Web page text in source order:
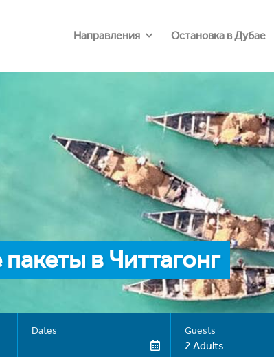
Направления Остановка в Дубае
в Читтагонг
Dates Guests
2 Adults